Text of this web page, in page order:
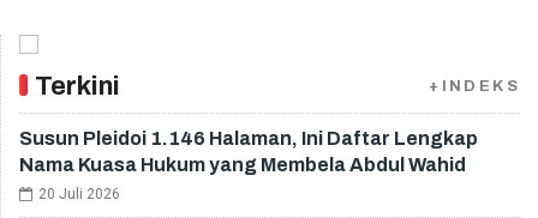
Terkini +INDEKS
Susun Pleidoi 1.146 Halaman, Ini Daftar Lengkap
Nama Kuasa Hukum yang Membela Abdul Wahid
20 Juli 2026